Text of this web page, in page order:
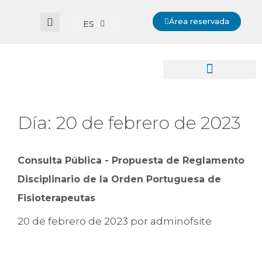
ES Área reservada
Día: 20 de febrero de 2023
Consulta Pública - Propuesta de Reglamento
Disciplinario de la Orden Portuguesa de
Fisioterapeutas
20 de febrero de 2023 por adminofsite